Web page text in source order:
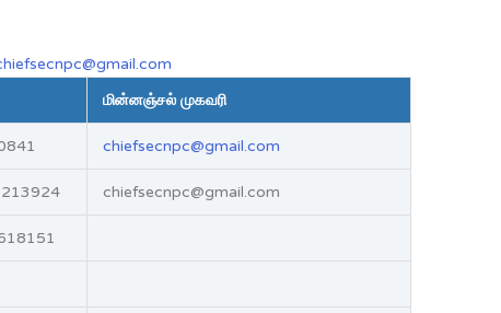
மின்னஞ்சல் முகவரி
chiefsecnpc@gmail.com
chiefsecnpc@gmail.com